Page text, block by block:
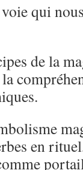
qui
de la
en